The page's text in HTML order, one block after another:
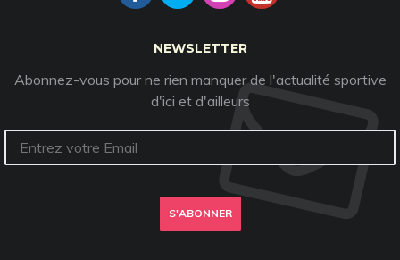
NEWSLETTER
Abonnez-vous pour ne rien manquer de l'actualité sportive
d'ici et d'ailleurs
S'ABONNER